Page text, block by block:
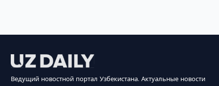
Ведущий новостной портал Узбекистана. Актуальные новости